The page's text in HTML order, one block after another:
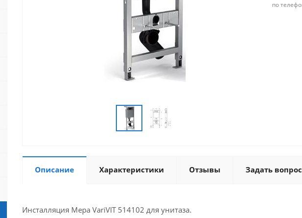
по
Описание Характеристики Отзывы Задать вопрос
Инсталляция Mepa VariVIT 514102 для унитаза.